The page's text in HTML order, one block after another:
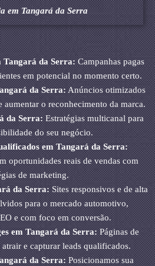
em Tangará da Serra
Tangará da Serra:Campanhas pagas
em potencial no momento certo.
da Serra:Anúncios otimizados
aumentar o reconhecimento da marca.
da Serra:Estratégias multicanal para
do seu negócio.
em Tangará da Serra:
oportunidades reais de vendas com
de marketing.
da Serra:Sites responsivos e de alta
para o mercado automotivo,
e com foco em conversão.
em Tangará da Serra:Páginas de
e capturar leads qualificados.
da Serra:Posicionamos sua